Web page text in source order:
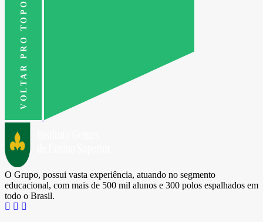
VOLTAR PRO TOPO
O Grupo, possui vasta experiência, atuando no segmento
educacional, com mais de 500 mil alunos e 300 polos espalhados em
todo o Brasil.